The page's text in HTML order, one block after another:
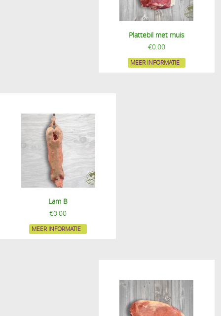
Plattebil met muis
€0.00
MEER INFORMATIE
Lam B
€0.00
MEER INFORMATIE